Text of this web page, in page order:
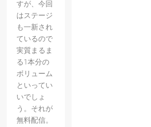
すが、今回
はステージ
も一新され
ているので
実質まるま
る1本分の
ボリューム
といってい
いでしょ
う。それが
無料配信。